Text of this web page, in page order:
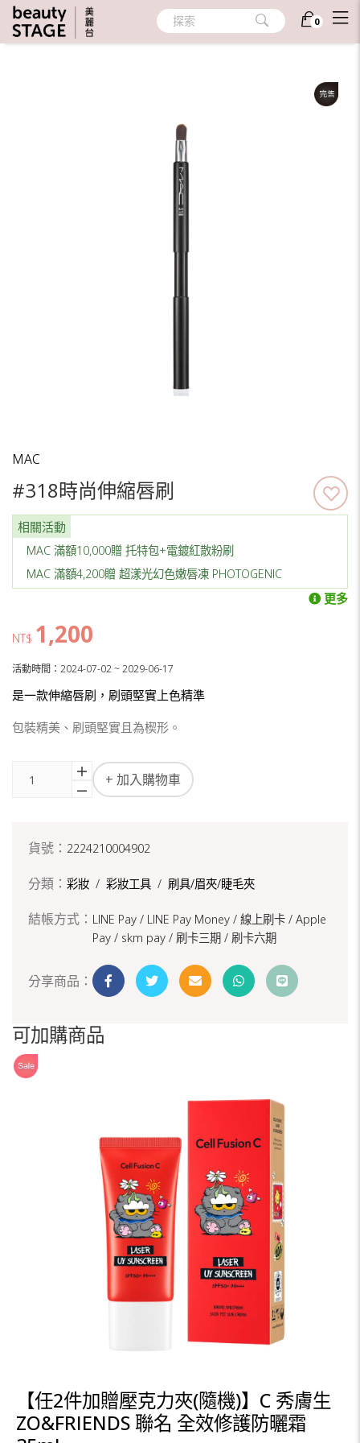
探索 0
首頁/ 彩妝 / 刷具/眉夾/睫毛夾
MAC
#318時尚伸縮唇刷
相關活動
MAC 滿額10,000贈 托特包+電鍍紅散粉刷
MAC 滿額4,200贈 超漾光幻色嫩唇凍 PHOTOGENIC
更多
NT$ 1,200
活動時間：2024-07-02 ~ 2029-06-17
是一款伸縮唇刷，刷頭堅實上色精準
包裝精美、刷頭堅實且為楔形。
+ 加入購物車
貨號： 2224210004902
分類： 彩妝 / 彩妝工具 / 刷具/眉夾/睫毛夾
結帳方式： LINE Pay / LINE Pay Money / 線上刷卡 / Apple
Pay / skm pay / 刷卡三期 / 刷卡六期
分享商品：
可加購商品
【任2件加贈壓克力夾(隨機)】C 秀膚生
ZO&FRIENDS 聯名 全效修護防曬霜